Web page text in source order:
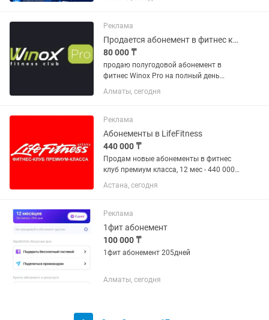
зал, стретчинг, танцы, йогу и сотни
Реклама
Продается абонемент в фитнес клуб Winox Pro
80 000 ₸
продаю полугодовой абонемент в
фитнес Winox Pro на полный день
Алматы, сегодня
Реклама
Абонементы в LifeFitness
440 000 ₸
Продам новые абонементы в фитнес
клуб премиум класса, 12 мес - 440 000
тг Имеются гостевые и заморозки как
на фото Карты новые
Астана, сегодня
Реклама
1фит абонемент
100 000 ₸
1фит абонемент 205дней
Алматы, сегодня